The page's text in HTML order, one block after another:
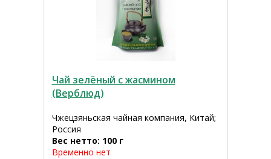
Чай зелёный с жасмином
(Верблюд)
Чжецзяньская чайная компания, Китай;
Россия
Вес нетто: 100 г
Временно нет